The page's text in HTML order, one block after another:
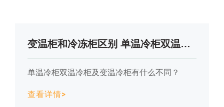
变温柜和冷冻柜区别 单温冷柜双温冷柜及变温冷柜有什么不同？
单温冷柜双温冷柜及变温冷柜有什么不同？
查看详情>